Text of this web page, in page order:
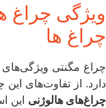
ویژگی چراغ
چراغ ها
چراغ مگنتی
دارد. از تفاوت‌های
چراغ‌های هالوژنی این